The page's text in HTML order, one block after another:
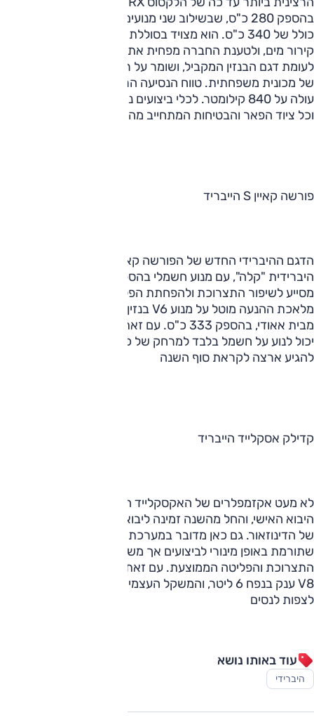
בהספק 280 כ"ס, שבשילוב שני מנועים חשמליים מייצר הספק
כולל של 340 כ"ס. הוא מצויד בסוללת ניקל-מטאל נטענת עם
לעומת דגם הבנזין המקביל, ושומר על רמת פליטה המקבילה לזו
של מכונית משפחתית. טווח הנסיעה הרצוף שלו על מיכל אחד
עולה על 840 קילומטר. לכלי ביצועים נמרצים יותר משל הלקסוס
וכל ציוד הפאר והבטיחות המתחייב מהמעמד
‎‎הדגם ההיברידי החדש של הפורשה קאיין מסתפק בהנעה
היברידית "קלה", עם מנוע חשמלי בהספק נמוך יחסית שבעיקר
מלאכת ההנעה מוטל על מנוע ‏V6‎‏ בנזין טורבו עם הזרקה ישירה
מבית אאודי, בהספק 333 כ"ס. עם זאת, פורשה טוענת שהרכב
להגיע ארצה לקראת סוף השנה
‎‎לא מעט אקזמפלרים של האקסקלייד הענק נחתו בארץ במסלול
היבוא האישי, והחל מהשנה זמינה ליבוא גם הגרסה ההיברידית
של הדינוזאור. גם כאן מדובר במערכת היברידית "קלה"
שתורמת באופן מינורי לביצועים אך משפרת, על הנייר, את
התצרוכת והפליטה הממוצעת. עם זאת, המנוע העיקרי הוא עדיין
לצפות לנסים
עוד באותו נושא
היברידי